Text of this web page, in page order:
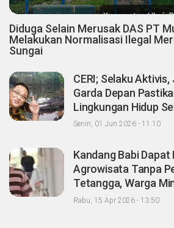
Diduga Selain Merusak DAS PT
Melakukan Normalisasi Ilegal
Sungai
CERI; Selaku
Garda Depan
Lingkungan Hidup
Masyarakat "Apalagi
Senin, 01 Jun 2026 - 11:10
Kandang Babi Dapat
Agrowisata Tanpa
Tetangga, Warga
Pekanbaru
Rabu, 15 Apr 2026 - 13:50